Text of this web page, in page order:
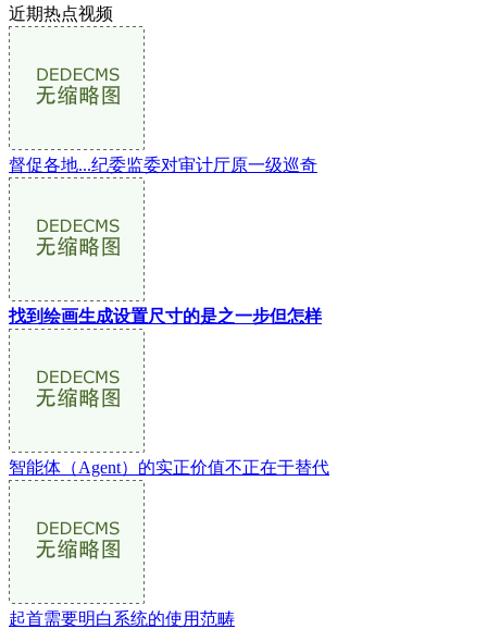
近期热点视频
督促各地...纪委监委对审计厅原一级巡奇
找到绘画生成设置尺寸的是之一步但怎样
智能体（Agent）的实正价值不正在于替代
起首需要明白系统的使用范畴